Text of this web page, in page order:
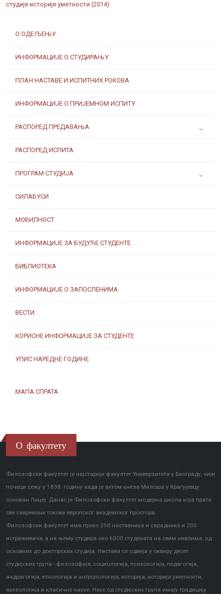
О ОДЕЉЕЊУ
ИНФОРМАЦИЈЕ О СТУДИРАЊУ
ПЛАН НАСТАВЕ И ИСПИТНИХ РОКОВА
ИНФОРМАЦИЈЕ О ПРИЈЕМНОМ ИСПИТУ
РАСПОРЕД ПРЕДАВАЊА
РАСПОРЕД ИСПИТА
ПРОГРАМ СТУДИЈА
СИЛАБУСИ
МОБИЛНОСТ
ИНФОРМАЦИЈЕ ЗА БУДУЋЕ СТУДЕНТЕ
БИБЛИОТЕКА
ИНФОРМАЦИЈЕ О ЗАПОСЛЕНИМА
ВЕСТИ
КОРИСНЕ ИНФОРМАЦИЈЕ ЗА СТУДЕНТЕ
УПИС НАРЕДНЕ ГОДИНЕ
МАПА СПРАТА
студије историје уметности (2014)
О факултету
Филозофски факултет је најстарији факултет Универзитета у Београду, чији
почеци сежу у 1838. годину када је актом кнеза Милоша у Крагујевцу
основан Лицеј. Данас је Филозофски факултет модерна школа која прати
све савремене токове европског академског простора.
Филозофски факултет има преко 250 наставника и сарадника и 200
истраживача, а на њему студира око 6000 студената на свим нивоима, од
основних до докторских студија. Настава се одвија у оквиру десет
студијских група - филозофија, социологија, психологија, педагогија,
андрагогија, етнологија и антропологија, историја, историја уметности,
археологија и класичне науке. Неке од студијских група имају традицију